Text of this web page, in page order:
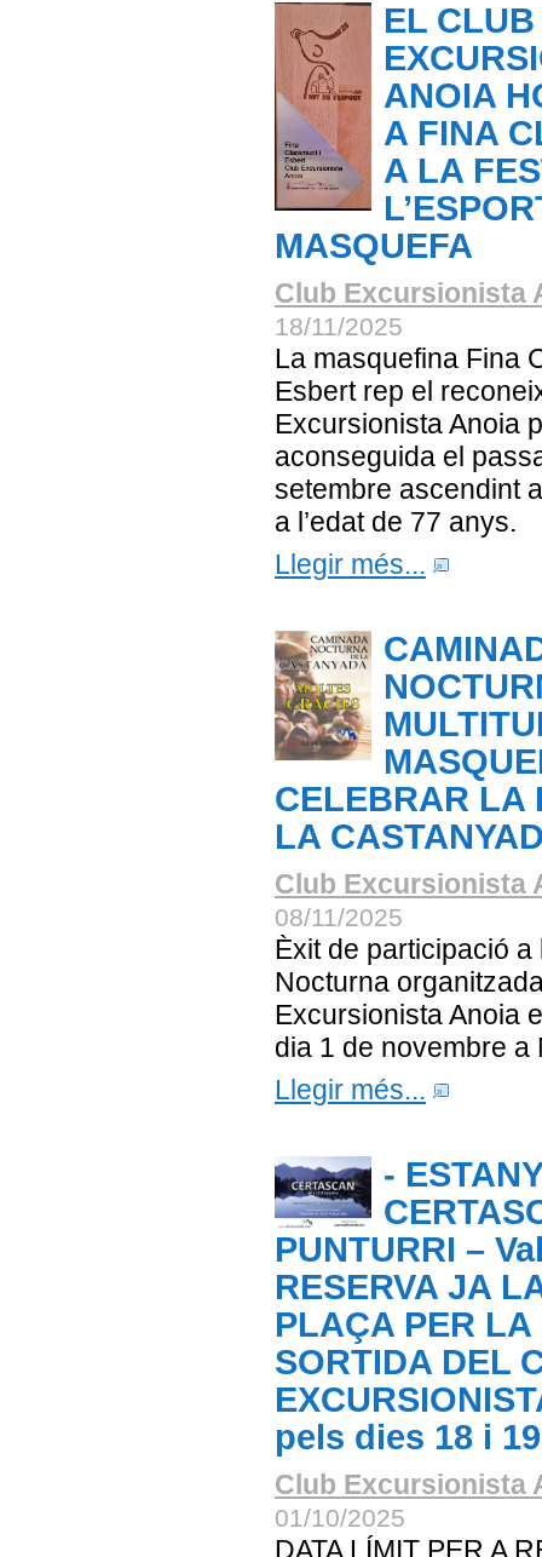
EL CLUB
ANOIA
A FINA
A LA
MASQUEFA
Club Excursionista
18/11/2025
La masquefina Fina
Esbert rep el
Excursionista Anoia
aconseguida el
setembre ascendint
a l’edat de 77 anys.
Llegir més...
CELEBRAR LA
LA
Club Excursionista
08/11/2025
Èxit de participació a
Nocturna
Excursionista Anoia
dia 1 de novembre a
Llegir més...
-
PUNTURRI –
RESERVA JA
PLAÇA PER LA
SORTIDA DEL
pels dies 18 i
Club Excursionista
01/10/2025
DATA LÍMIT PER A